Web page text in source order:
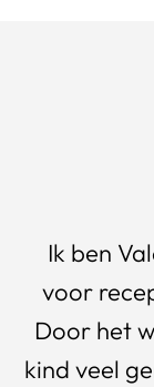
Ik ben
voor
Door het
kind veel